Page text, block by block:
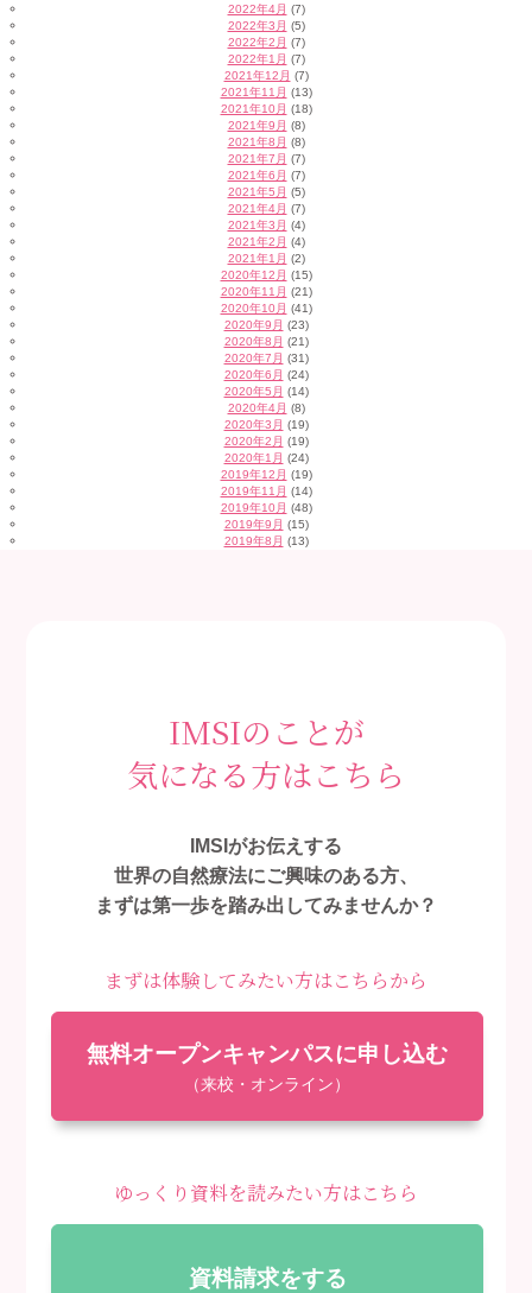
2022年4月 (7)
2022年3月 (5)
2022年2月 (7)
2022年1月 (7)
2021年12月 (7)
2021年11月 (13)
2021年10月 (18)
2021年9月 (8)
2021年8月 (8)
2021年7月 (7)
2021年6月 (7)
2021年5月 (5)
2021年4月 (7)
2021年3月 (4)
2021年2月 (4)
2021年1月 (2)
2020年12月 (15)
2020年11月 (21)
2020年10月 (41)
2020年9月 (23)
2020年8月 (21)
2020年7月 (31)
2020年6月 (24)
2020年5月 (14)
2020年4月 (8)
2020年3月 (19)
2020年2月 (19)
2020年1月 (24)
2019年12月 (19)
2019年11月 (14)
2019年10月 (48)
2019年9月 (15)
2019年8月 (13)
IMSIのことが
気になる方はこちら
IMSIがお伝えする
世界の自然療法にご興味のある方、
まずは第一歩を踏み出してみませんか？
まずは体験してみたい方はこちらから
無料オープンキャンパスに申し込む
（来校・オンライン）
ゆっくり資料を読みたい方はこちら
資料請求をする